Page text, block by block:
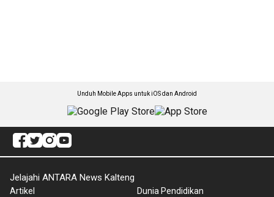
Unduh Mobile Apps untuk iOS dan Android
Jelajahi ANTARA News Kalteng
Artikel
Dunia Pendidikan